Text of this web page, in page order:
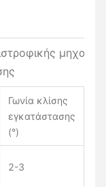
μηχανής
Γωνία κλίσης
εγκατάστασης
(°)
2-3